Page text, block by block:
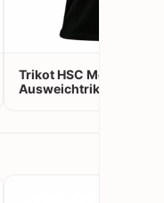
Trikot HSC Montpellier
Ausweichtrikot 2021/